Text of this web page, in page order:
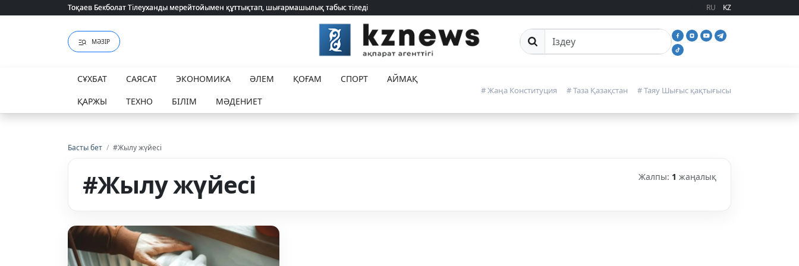
Тоқаев Бекболат Тілеуханды мерейтойымен құттықтап, шығармашылық табыс тіледі
Тоқаев Бекболат Тілеуханды мерейтойымен құттықтап, шығармашылық табыс тіледі RU KZ
МӘЗІР Сайттан іздеу
СҰХБАТ САЯСАТ ЭКОНОМИКА ӘЛЕМ ҚОҒАМ СПОРТ
АЙМАҚ
ҚАРЖЫ
ТЕХНО БІЛІМ МӘДЕНИЕТ
# Жаңа Конституция # Таза Қазақстан # Таяу Шығыс қақтығысы
Басты бет / #Жылу жүйесі
#Жылу жүйесі Жалпы: 1 жаңалық